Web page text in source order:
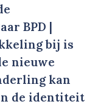
BPD |
bij is
nieuwe
kan
de identiteit